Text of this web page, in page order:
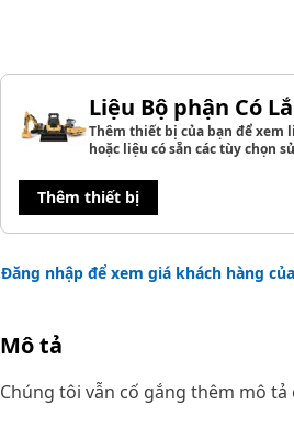
Liệu Bộ phận Có
Thêm thiết bị của bạn để xem
hoặc liệu có sẵn các tùy chọn
Thêm thiết bị
Đăng nhập để xem giá khách hàng
Mô tả
Chúng tôi vẫn cố gắng thêm mô tả